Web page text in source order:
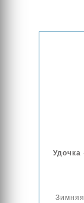
Удочка